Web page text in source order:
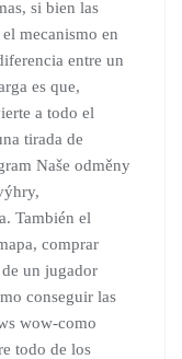
si bien las
mecanismo en
entre un
es que,
a todo el
tirada de
Naše odměny
También el
comprar
un jugador
conseguir las
wow-como
todo de los